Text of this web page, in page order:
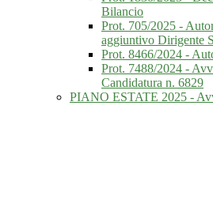
Bilancio
Prot. 705/2025 -
aggiuntivo Dirigente
Prot. 8466/2024 -
Prot. 7488/2024 -
Candidatura n. 6829
PIANO ESTATE 2025 -